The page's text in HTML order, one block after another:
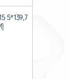
5*139,7